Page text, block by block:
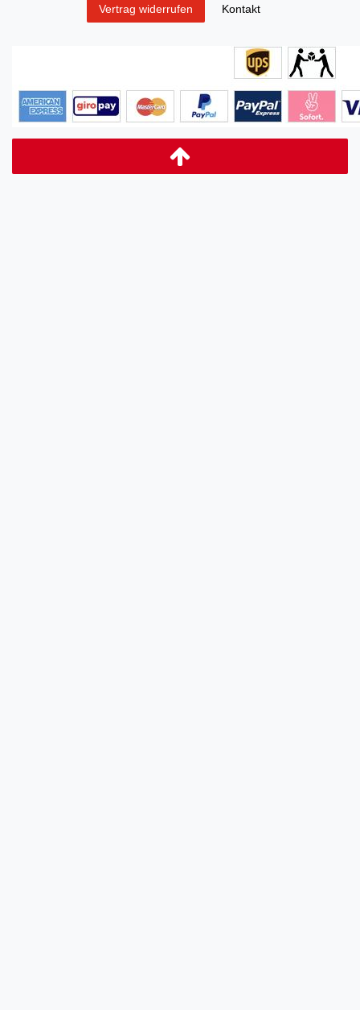
Vertrag widerrufen Kontakt